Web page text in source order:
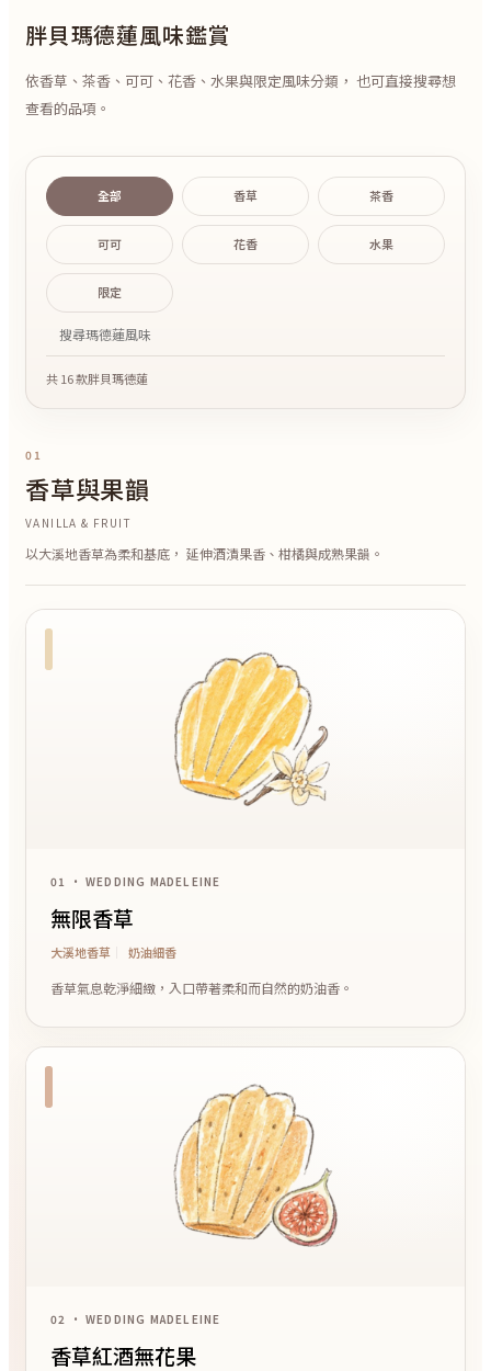
胖貝瑪德蓮風味鑑賞
依香草、茶香、可可、花香、水果與限定風味分類， 也可直接搜尋想
查看的品項。
全部 香草 茶香
可可 花香 水果
限定
共 16 款胖貝瑪德蓮
01
香草與果韻
VANILLA & FRUIT
以大溪地香草為柔和基底， 延伸酒漬果香、柑橘與成熟果韻。
01 • WEDDING MADELEINE
無限香草
大溪地香草 奶油細香
香草氣息乾淨細緻，入口帶著柔和而自然的奶油香。
02 • WEDDING MADELEINE
香草紅酒無花果